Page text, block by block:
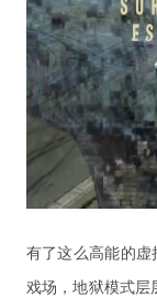
有了这么高能的
戏场，地狱模式